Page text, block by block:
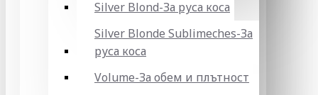
Silver Blond-За руса коса
Silver Blonde Sublіmeches-За
руса коса
Volume-За обем и плътност